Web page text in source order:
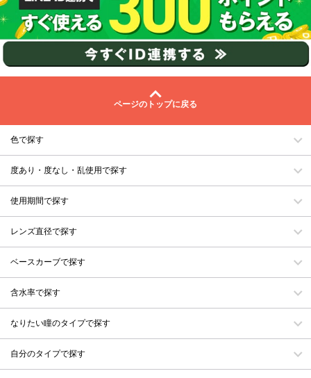
ページのトップに戻る
色で探す
度あり・度なし・乱使用で探す
使用期間で探す
レンズ直径で探す
ベースカーブで探す
含水率で探す
なりたい瞳のタイプで探す
自分のタイプで探す